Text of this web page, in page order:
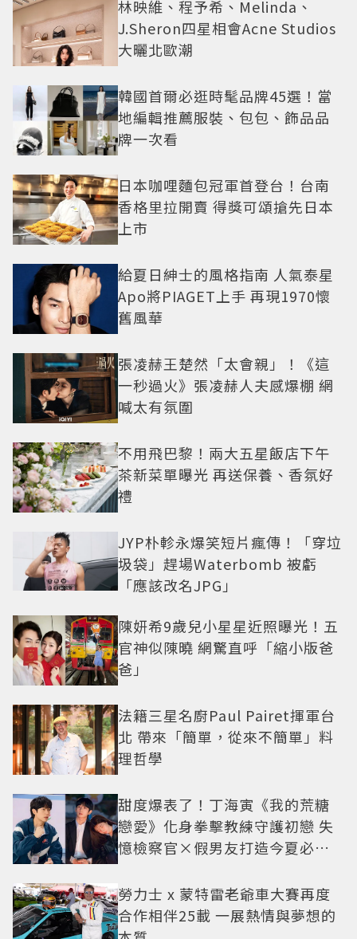
林映維、程予希、Melinda、
J.Sheron四星相會Acne Studios
大曬北歐潮
韓國首爾必逛時髦品牌45選！當
地編輯推薦服裝、包包、飾品品
牌一次看
日本咖哩麵包冠軍首登台！台南
香格里拉開賣 得獎可頌搶先日本
上市
給夏日紳士的風格指南 人氣泰星
Apo將PIAGET上手 再現1970懷
舊風華
張凌赫王楚然「太會親」！《這
一秒過火》張凌赫人夫感爆棚 網
喊太有氛圍
不用飛巴黎！兩大五星飯店下午
茶新菜單曝光 再送保養、香氛好
禮
JYP朴軫永爆笑短片瘋傳！「穿垃
圾袋」趕場Waterbomb 被虧
「應該改名JPG」
陳妍希9歲兒小星星近照曝光！五
官神似陳曉 網驚直呼「縮小版爸
爸」
法籍三星名廚Paul Pairet揮軍台
北 帶來「簡單，從來不簡單」料
理哲學
甜度爆表了！丁海寅《我的荒糖
戀愛》化身拳擊教練守護初戀 失
憶檢察官×假男友打造今夏必看
勞力士 x 蒙特雷老爺車大賽再度
合作相伴25載 一展熱情與夢想的